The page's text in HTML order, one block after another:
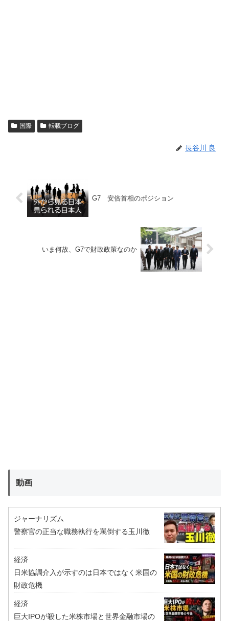
国際 転載ブログ
長谷川 良
G7 安倍首相のポジション
いま何故、G7で財政政策なのか
動画
ジャーナリズム
警察官の正当な職務執行を罵倒する玉川徹
経済
日米協調介入が示すのは日本ではなく米国の
財政危機
経済
巨大IPOが殺した米株市場と世界金融市場の